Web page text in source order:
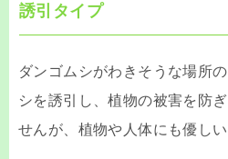
誘引タイプ
ダンゴムシがわきそうな場所
シを誘引し、植物の被害を防
せんが、植物や人体にも優しい